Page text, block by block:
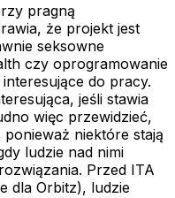
pragną
że projekt jest
seksowne
czy oprogramowanie
do pracy.
jeśli stawia
więc przewidzieć,
niektóre stają
ludzie nad nimi
Przed ITA
dla Orbitz), ludzie